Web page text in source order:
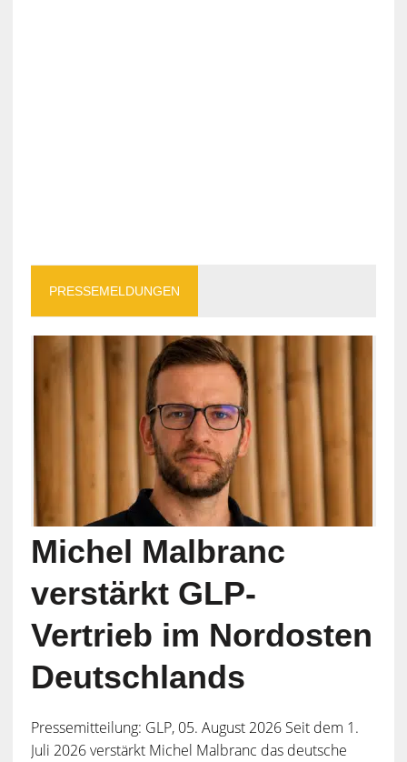
PRESSEMELDUNGEN
Michel Malbranc
verstärkt GLP-
Vertrieb im Nordosten
Deutschlands
Pressemitteilung: GLP, 05. August 2026 Seit dem 1.
Juli 2026 verstärkt Michel Malbranc das deutsche